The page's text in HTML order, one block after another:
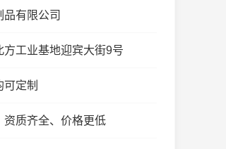
有限公司
方工业基地迎宾大街9号
定制
资质齐全、价格更低